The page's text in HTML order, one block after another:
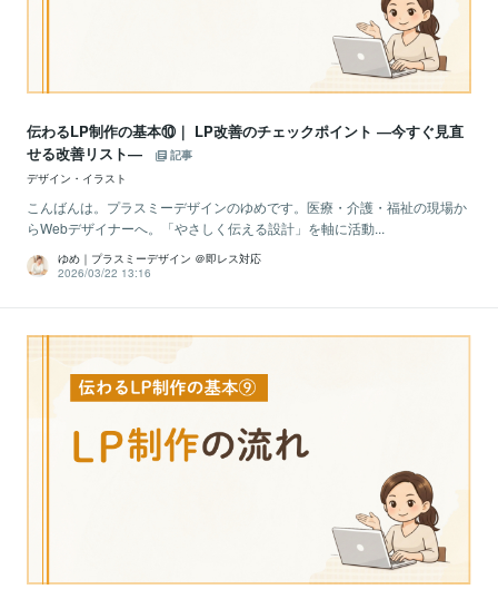
伝わるLP制作の基本⑩｜ LP改善のチェックポイント ―今すぐ見直
せる改善リスト―
記事
デザイン・イラスト
こんばんは。プラスミーデザインのゆめです。医療・介護・福祉の現場か
らWebデザイナーへ。「やさしく伝える設計」を軸に活動...
ゆめ｜プラスミーデザイン ＠即レス対応
2026/03/22 13:16